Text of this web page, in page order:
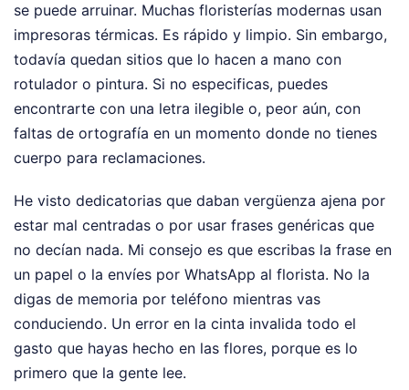
se puede arruinar. Muchas floristerías modernas usan
impresoras térmicas. Es rápido y limpio. Sin embargo,
todavía quedan sitios que lo hacen a mano con
rotulador o pintura. Si no especificas, puedes
encontrarte con una letra ilegible o, peor aún, con
faltas de ortografía en un momento donde no tienes
cuerpo para reclamaciones.
He visto dedicatorias que daban vergüenza ajena por
estar mal centradas o por usar frases genéricas que
no decían nada. Mi consejo es que escribas la frase en
un papel o la envíes por WhatsApp al florista. No la
digas de memoria por teléfono mientras vas
conduciendo. Un error en la cinta invalida todo el
gasto que hayas hecho en las flores, porque es lo
primero que la gente lee.